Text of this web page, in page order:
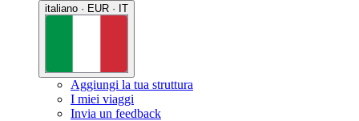
italiano · EUR · IT
Aggiungi la tua struttura
I miei viaggi
Invia un feedback